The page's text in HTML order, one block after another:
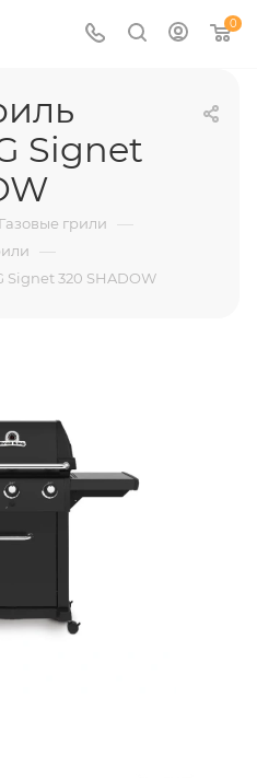
0
Signet
Газовые грили —
—
Signet 320 SHADOW